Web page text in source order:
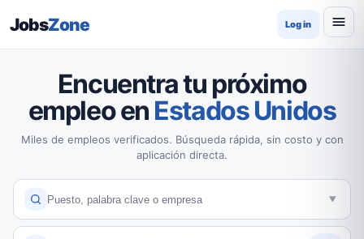
JobsZone Log in
Encuentra tu próximo
empleo en Estados Unidos
Miles de empleos verificados. Búsqueda rápida, sin costo y con
aplicación directa.